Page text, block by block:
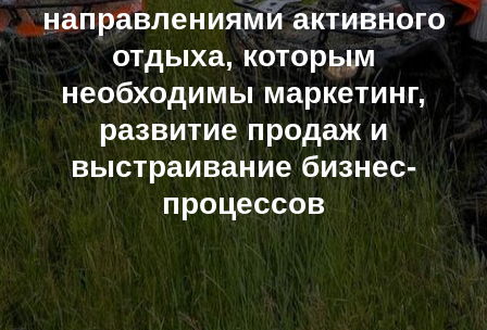
направлениями активного
отдыха, которым
необходимы маркетинг,
развитие продаж и
выстраивание бизнес-
процессов